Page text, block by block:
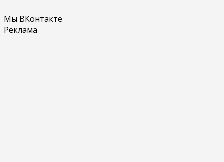
Мы ВКонтакте
Реклама